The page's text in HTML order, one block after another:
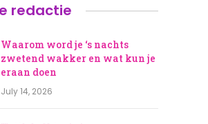
redactie
Waarom word je ‘s nachts
zwetend wakker en wat kun je
eraan doen
July 14, 2026